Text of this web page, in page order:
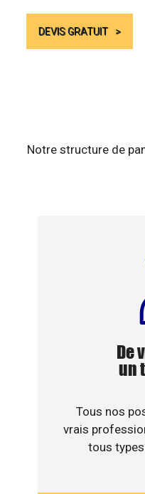
DEVIS GRATUIT
Notre structure de
De
un
Tous nos
vrais
tous